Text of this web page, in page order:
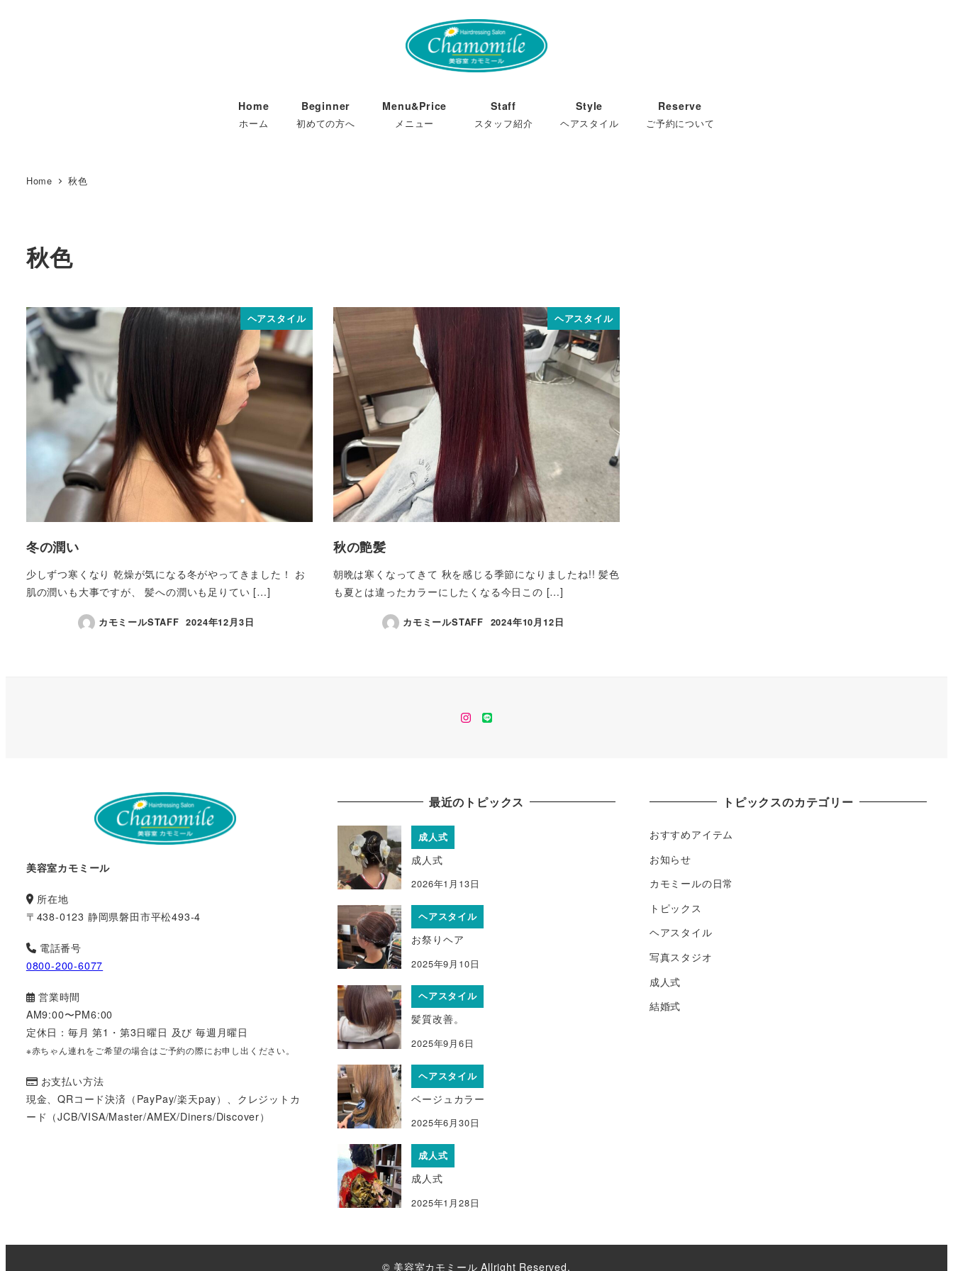
Home
ホーム
Beginner
初めての方へ
Menu&Price
メニュー
Staff
スタッフ紹介
Style
ヘアスタイル
Reserve
ご予約について
Home 秋色
秋色
ヘアスタイル
冬の潤い
少しずつ寒くなり 乾燥が気になる冬がやってきました！ お
肌の潤いも大事ですが、 髪への潤いも足りてい […]
カモミールSTAFF 2024年12月3日
ヘアスタイル
秋の艶髪
朝晩は寒くなってきて 秋を感じる季節になりましたね!! 髪色
も夏とは違ったカラーにしたくなる今日この […]
カモミールSTAFF 2024年10月12日
instagram
line
美容室カモミール
所在地
〒438-0123 静岡県磐田市平松493-4
電話番号
0800-200-6077
営業時間
AM9:00〜PM6:00
定休日：毎月 第1・第3日曜日 及び 毎週月曜日
※赤ちゃん連れをご希望の場合はご予約の際にお申し出ください。
お支払い方法
現金、QRコード決済（PayPay/楽天pay）、クレジットカ
ード（JCB/VISA/Master/AMEX/Diners/Discover）
最近のトピックス
成人式
成人式
2026年1月13日
ヘアスタイル
お祭りヘア
2025年9月10日
ヘアスタイル
髪質改善。
2025年9月6日
ヘアスタイル
ベージュカラー
2025年6月30日
成人式
成人式
2025年1月28日
トピックスのカテゴリー
おすすめアイテム
お知らせ
カモミールの日常
トピックス
ヘアスタイル
写真スタジオ
成人式
結婚式
© 美容室カモミール Allright Reserved.